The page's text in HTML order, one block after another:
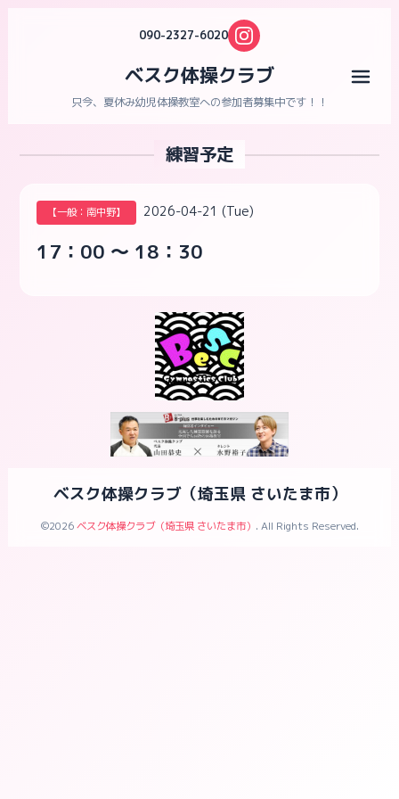
090-2327-6020
ベスク体操クラブ
只今、夏休み幼児体操教室への参加者募集中です！！
練習予定
【一般：南中野】 2026-04-21 (Tue)
17：00 ～ 18：30
ベスク体操クラブ（埼玉県 さいたま市）
©2026ベスク体操クラブ（埼玉県 さいたま市） . All Rights Reserved.